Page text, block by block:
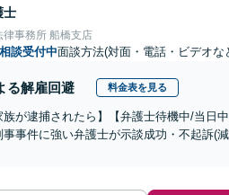
士
事務所 船橋支店
談受付中面談方法(対面・電話・ビデオな
る解雇回避 料金表を見る
族が逮捕されたら】【弁護士待機中/当
事事件に強い弁護士が示談成功・不起訴(